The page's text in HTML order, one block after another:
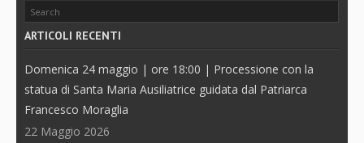
ARTICOLI RECENTI
Domenica 24 maggio | ore 18:00 | Processione con la
statua di Santa Maria Ausiliatrice guidata dal Patriarca
Francesco Moraglia
22 Maggio 2026